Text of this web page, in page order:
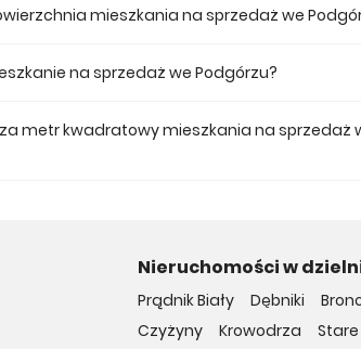
mieszkania na sprzedaż we
na sprzedaż we Podgórzu?
metr kwadratowy mieszkania na sprzedaż
Nieruchomości w
Prądnik Biały Dębniki
Czyżyny
Krowodrza